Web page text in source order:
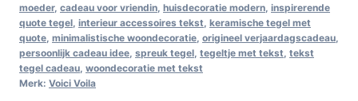
moeder, cadeau voor vriendin huisdecoratie modern inspirerende
quote tegel interieur accessoires tekst keramische tegel met
quote minimalistische woondecoratie origineel verjaardagscadeau
persoonlijk cadeau idee spreuk tegel tegeltje met tekst tekst
tegel cadeau woondecoratie met tekst
Merk: Voici Voila